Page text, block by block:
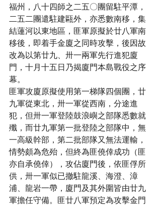
福州，八十四師之二五〇團留駐平潭，
二五二團遣駐建甌外，亦悉數南移，集
結蓮河以東地區，匪軍原擬於廿八軍南
移後，即着手金廈之同時攻擊，後因故
改為以第廿九、卅一兩軍先行進犯廈
門，十月十五日乃揭廈門本島戰役之序
幕。
匪軍攻廈原擬使用第一梯隊四個團，廿
九軍從東北，卅一軍從西南，分途進
犯，但卅一軍登陸鼓浪嶼之部隊悉數就
殲，而廿九軍第一批登陸之部隊中，無
一高級幹部，第二批部隊又無法運輸，
情勢頗為危殆，但終為匪僥倖成功（匪
亦自承僥倖），攻佔廈門後，依匪俘所
供，卅一軍似已撤駐龍溪、海澄、漳
浦、龍岩一帶，廈門及其外圍皆由廿九
軍擔任守備。匪廿八軍預定為攻擊金門